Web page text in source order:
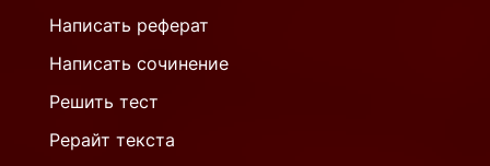
Написать реферат
Написать сочинение
Решить тест
Рерайт текста